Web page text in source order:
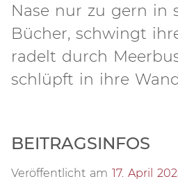
Nase nur zu gern in
Bücher, schwingt
radelt durch
schlüpft in ihre
BEITRAGSINFOS
Veröffentlicht am 17. April